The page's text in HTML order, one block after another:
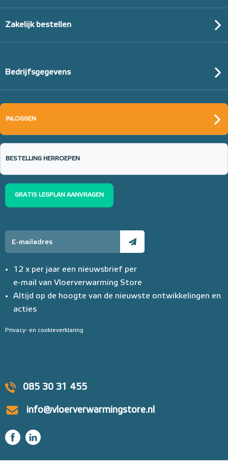
085 30 31 455
info@vloerverwarmingstore.nl
Zakelijk bestellen
Bedrijfsgegevens
INLOGGEN
BESTELLING HERROEPEN
GRATIS LEGPLAN AANVRAGEN
12 x per jaar een nieuwsbrief per
e-mail van Vloerverwarming Store
Altijd op de hoogte van de nieuwste ontwikkelingen en
acties
Privacy- en cookieverklaring